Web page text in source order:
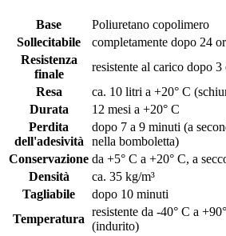
Base
Poliuretano copolimero
Sollecitabile
completamente dopo 24
Resistenza
finale
resistente al carico dopo 3
Resa
ca. 10 litri a +20° C
Durata
12 mesi a +20° C
Perdita
dell'adesività
dopo 7 a 9 minuti (a
nella bomboletta)
Conservazione da +5° C a +20° C, a
Densità
ca. 35 kg/m³
Tagliabile
dopo 10 minuti
Temperatura
resistente da -40° C a
(indurito)